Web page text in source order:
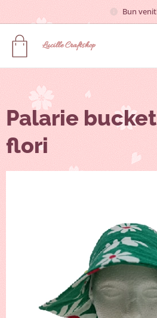
Bun
LucilleCraftshop
Palarie
flori